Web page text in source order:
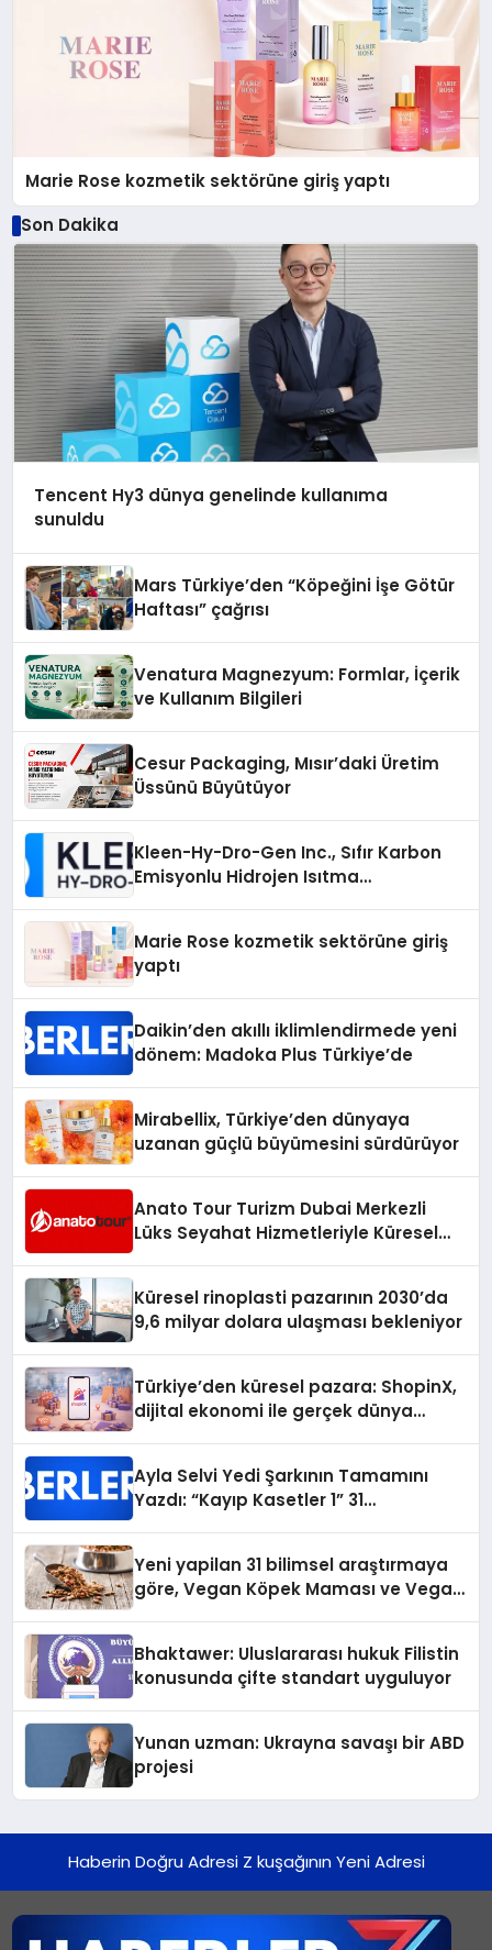
Marie Rose kozmetik sektörüne giriş yaptı
Son Dakika
Tencent Hy3 dünya genelinde kullanıma
sunuldu
Mars Türkiye’den “Köpeğini İşe Götür
Haftası” çağrısı
Venatura Magnezyum: Formlar, İçerik
ve Kullanım Bilgileri
Cesur Packaging, Mısır’daki Üretim
Üssünü Büyütüyor
Kleen-Hy-Dro-Gen Inc., Sıfır Karbon
Emisyonlu Hidrojen Isıtma
Marie Rose kozmetik sektörüne giriş
yaptı
Daikin’den akıllı iklimlendirmede yeni
dönem: Madoka Plus Türkiye’de
Mirabellix, Türkiye’den dünyaya
uzanan güçlü büyümesini sürdürüyor
Anato Tour Turizm Dubai Merkezli
Lüks Seyahat Hizmetleriyle Küresel
Küresel rinoplasti pazarının 2030’da
9,6 milyar dolara ulaşması bekleniyor
Türkiye’den küresel pazara: ShopinX,
dijital ekonomi ile gerçek dünya
Ayla Selvi Yedi Şarkının Tamamını
Yazdı: “Kayıp Kasetler 1” 31
Yeni yapilan 31 bilimsel araştırmaya
göre, Vegan Köpek Maması ve Vegan
Bhaktawer: Uluslararası hukuk Filistin
konusunda çifte standart uyguluyor
Yunan uzman: Ukrayna savaşı bir ABD
projesi
Haberin Doğru Adresi Z kuşağının Yeni Adresi